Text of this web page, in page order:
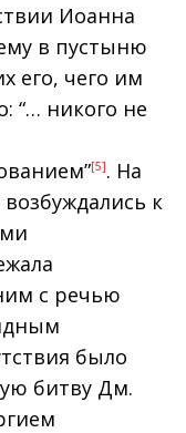
Иоанна
в пустыню
его, чего им
“… никого не
[5]. На
к
с речью
было
битву Дм.